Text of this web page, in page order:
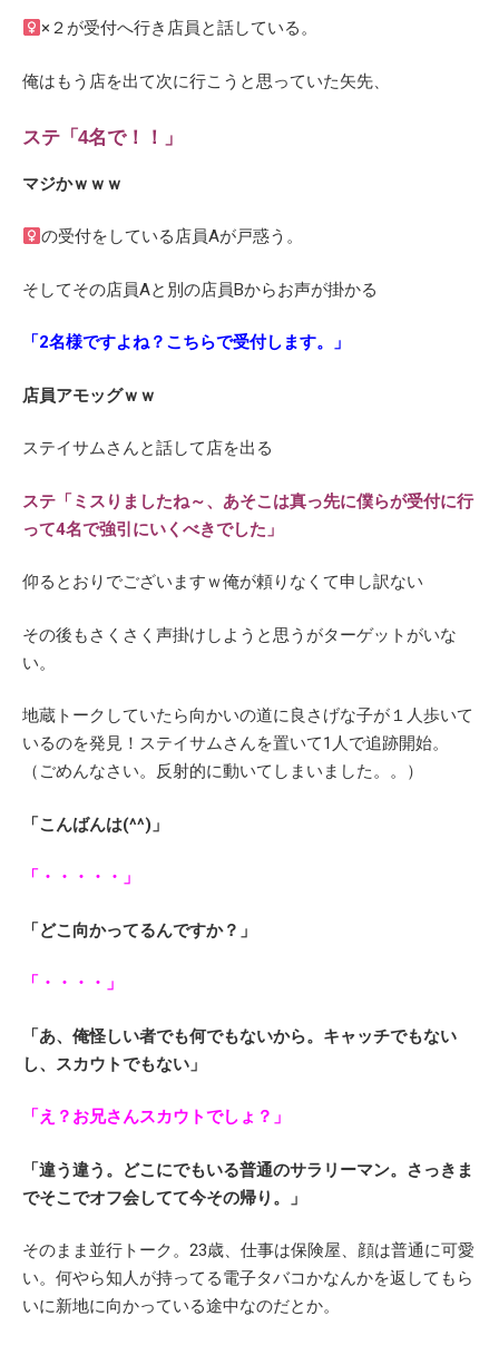
×２が受付へ行き店員と話している。
俺はもう店を出て次に行こうと思っていた矢先、
ステ「4名で！！」
マジかｗｗｗ
の受付をしている店員Aが戸惑う。
そしてその店員Aと別の店員Bからお声が掛かる
「2名様ですよね？こちらで受付します。」
店員アモッグｗｗ
ステイサムさんと話して店を出る
ステ「ミスりましたね～、あそこは真っ先に僕らが受付に行
って4名で強引にいくべきでした」
仰るとおりでございますｗ俺が頼りなくて申し訳ない
その後もさくさく声掛けしようと思うがターゲットがいな
い。
地蔵トークしていたら向かいの道に良さげな子が１人歩いて
いるのを発見！ステイサムさんを置いて1人で追跡開始。
（ごめんなさい。反射的に動いてしまいました。。）
「こんばんは(^^)」
「・・・・・」
「どこ向かってるんですか？」
「・・・・」
「あ、俺怪しい者でも何でもないから。キャッチでもない
し、スカウトでもない」
「え？お兄さんスカウトでしょ？」
「違う違う。どこにでもいる普通のサラリーマン。さっきま
でそこでオフ会してて今その帰り。」
そのまま並行トーク。23歳、仕事は保険屋、顔は普通に可愛
い。何やら知人が持ってる電子タバコかなんかを返してもら
いに新地に向かっている途中なのだとか。